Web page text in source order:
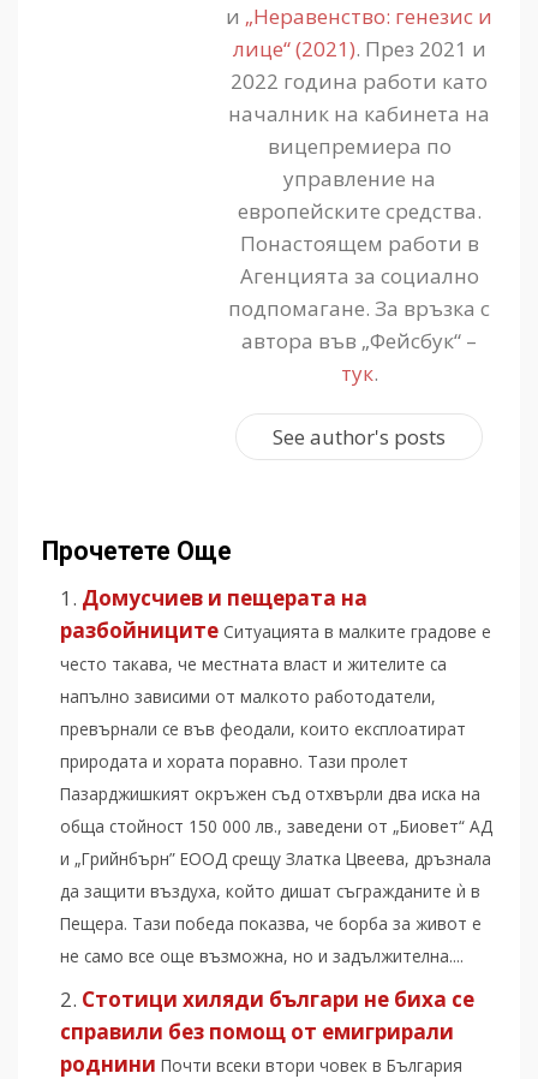
и „Неравенство: генезис и
лице“ (2021). През 2021 и
2022 година работи като
началник на кабинета на
вицепремиера по
управление на
европейските средства.
Понастоящем работи в
Агенцията за социално
подпомагане. За връзка с
автора във „Фейсбук“ –
тук.
See author's posts
Прочетете Още
Домусчиев и пeщерата на
разбойниците Ситуацията в малките градове е
често такава, че местната власт и жителите са
напълно зависими от малкото работодатели,
превърнали се във феодали, които експлоатират
природата и хората поравно. Тази пролет
Пазарджишкият окръжен съд отхвърли два иска на
обща стойност 150 000 лв., заведени от „Биовет“ АД
и „Грийнбърн” ЕООД срещу Златка Цвеева, дръзнала
да защити въздуха, който дишат съгражданите ѝ в
Пещера. Тази победа показва, че борба за живот е
не само все още възможна, но и задължителна....
Стотици хиляди българи не биха се
справили без помощ от емигрирали
роднини Почти всеки втори човек в България